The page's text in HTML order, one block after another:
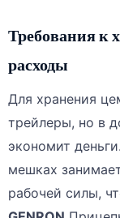
Требования к
расходы
Для хранения
трейлеры, но в
экономит
мешках
рабочей силы,